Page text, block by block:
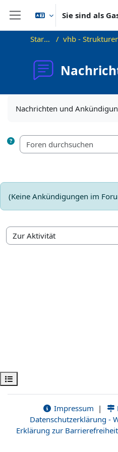
Zum Hauptinhalt
Website-Übersicht
Sie sind als
Kursindex öffnen
Startseite
Nachrichten und
(Keine Ankündigungen im
Zur Aktivität
Impressum |
Datenschutzerklärung -
Erklärung zur Barrierefreiheit